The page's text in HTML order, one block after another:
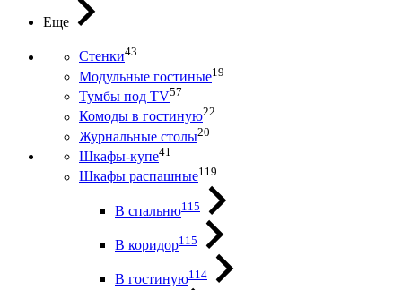
Еще
Стенки43
Модульные гостиные19
Тумбы под ТV57
Комоды в гостиную22
Журнальные столы20
Шкафы-купе41
Шкафы распашные119
В спальню115
В коридор115
В гостиную114